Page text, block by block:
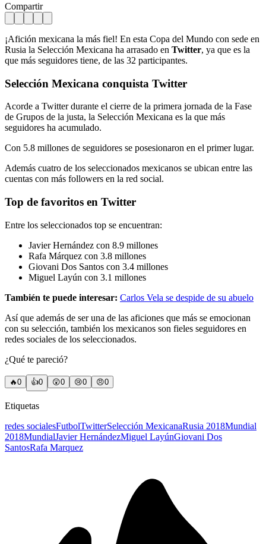
Compartir
¡Afición mexicana la más fiel! En esta Copa del Mundo con sede en
Rusia la Selección Mexicana ha arrasado en Twitter, ya que es la
que más seguidores tiene, de las 32 participantes.
Selección Mexicana conquista Twitter
Acorde a Twitter durante el cierre de la primera jornada de la Fase
de Grupos de la justa, la Selección Mexicana es la que más
seguidores ha acumulado.
Con 5.8 millones de seguidores se posesionaron en el primer lugar.
Además cuatro de los seleccionados mexicanos se ubican entre las
cuentas con más followers en la red social.
Top de favoritos en Twitter
Entre los seleccionados top se encuentran:
Javier Hernández con 8.9 millones
Rafa Márquez con 3.8 millones
Giovani Dos Santos con 3.4 millones
Miguel Layún con 3.1 millones
También te puede interesar: Carlos Vela se despide de su abuelo
Así que además de ser una de las aficiones que más se emocionan
con su selección, también los mexicanos son fieles seguidores en
redes sociales de los seleccionados.
¿Qué te pareció?
🔥0 👍0 😲0 😢0 😠0
Etiquetas
redes socialesFutbolTwitterSelección MexicanaRusia 2018Mundial
2018MundialJavier HernándezMiguel LayúnGiovani Dos
SantosRafa Marquez